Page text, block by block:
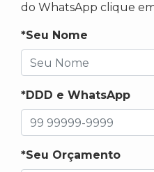
do WhatsApp clique
*Seu Nome
*DDD e WhatsApp
*Seu Orçamento